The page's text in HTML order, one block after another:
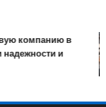
компанию в
и